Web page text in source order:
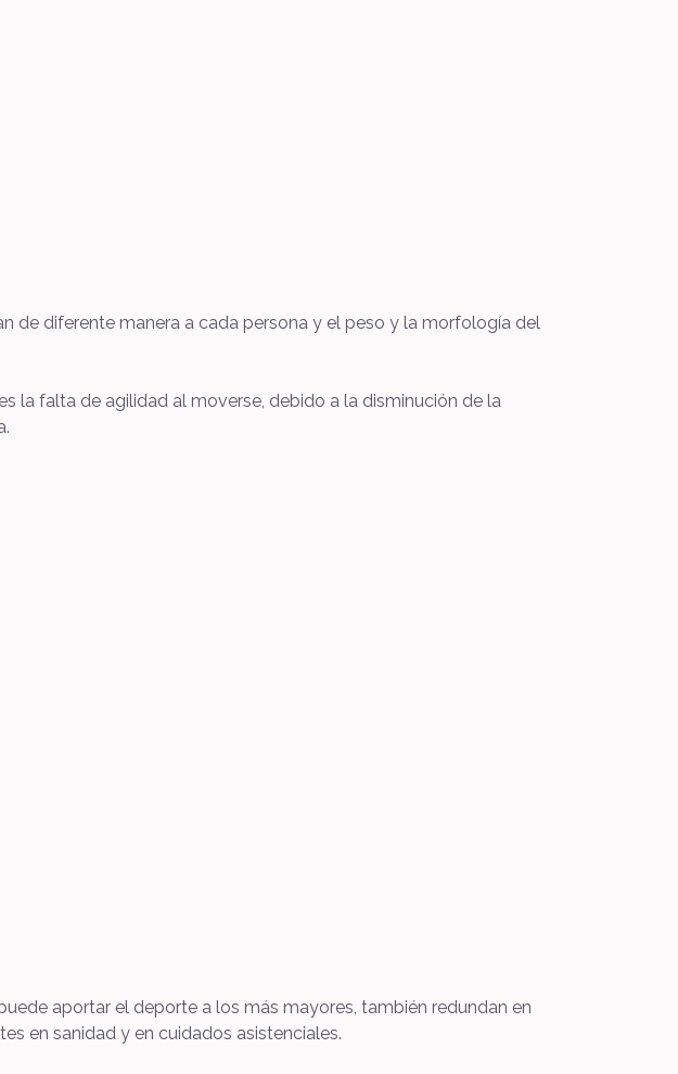
de diferente manera a cada persona y el peso y la morfología del
la falta de agilidad al moverse, debido a la disminución de la
aportar el deporte a los más mayores, también redundan en
en sanidad y en cuidados asistenciales.